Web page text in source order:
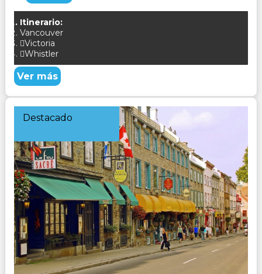
Itinerario:
Vancouver
Victoria
Whistler
Ver más
Destacado